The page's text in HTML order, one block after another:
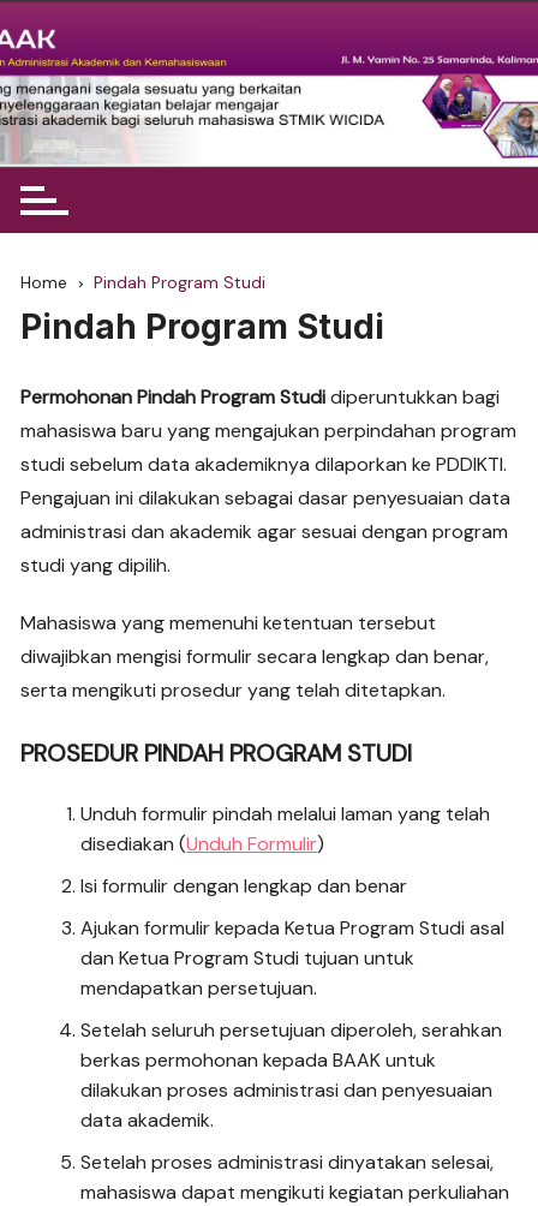
to
content
BAAK STMIK Widya Cipta
Dharma
Home Pindah Program Studi
Pindah Program Studi
Permohonan Pindah Program Studidiperuntukkan bagi
mahasiswa baru yang mengajukan perpindahan program
studi sebelum data akademiknya dilaporkan ke PDDIKTI.
Pengajuan ini dilakukan sebagai dasar penyesuaian data
administrasi dan akademik agar sesuai dengan program
studi yang dipilih.
Mahasiswa yang memenuhi ketentuan tersebut
diwajibkan mengisi formulir secara lengkap dan benar,
serta mengikuti prosedur yang telah ditetapkan.
PROSEDUR PINDAH PROGRAM STUDI
Unduh formulir pindah melalui laman yang telah
disediakan (Unduh Formulir)
Isi formulir dengan lengkap dan benar
Ajukan formulir kepada Ketua Program Studi asal
dan Ketua Program Studi tujuan untuk
mendapatkan persetujuan.
Setelah seluruh persetujuan diperoleh, serahkan
berkas permohonan kepada BAAK untuk
dilakukan proses administrasi dan penyesuaian
data akademik.
Setelah proses administrasi dinyatakan selesai,
mahasiswa dapat mengikuti kegiatan perkuliahan